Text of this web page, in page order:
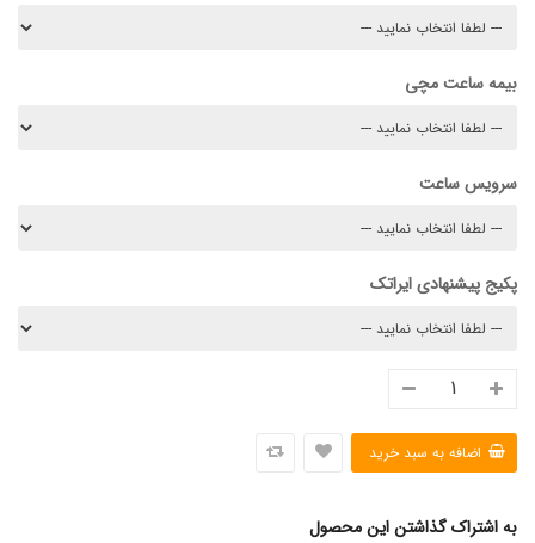
بیمه ساعت مچی
سرویس ساعت
پکیج پیشنهادی ایراتک
به اشتراک گذاشتن این محصول